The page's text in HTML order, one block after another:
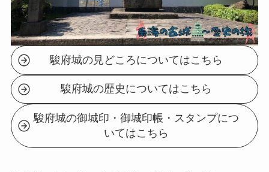
駿府城の見どころについてはこちら
駿府城の歴史についてはこちら
駿府城の御城印・御城印帳・スタンプにつ
いてはこちら